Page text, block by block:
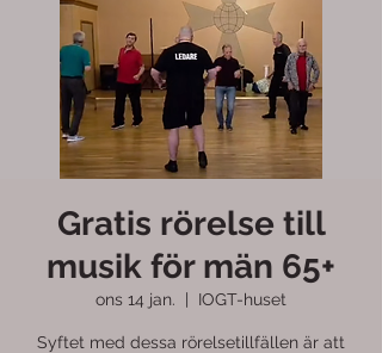
Gratis rörelse till
musik för män 65+
ons 14 jan. IOGT-huset
Syftet med dessa rörelsetillfällen är att